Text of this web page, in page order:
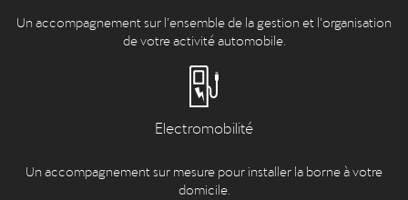
Un accompagnement sur l’ensemble de la gestion et l’organisation
de votre activité automobile.
Electromobilité
Un accompagnement sur mesure pour installer la borne à votre
domicile.